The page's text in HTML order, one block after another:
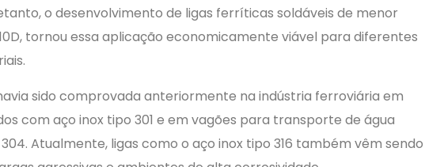
o desenvolvimento de ligas ferríticas soldáveis de menor
tornou essa aplicação economicamente viável para diferentes
sido comprovada anteriormente na indústria ferroviária em
com aço inox tipo 301 e em vagões para transporte de água
Atualmente, ligas como o aço inox tipo 316 também vêm sendo